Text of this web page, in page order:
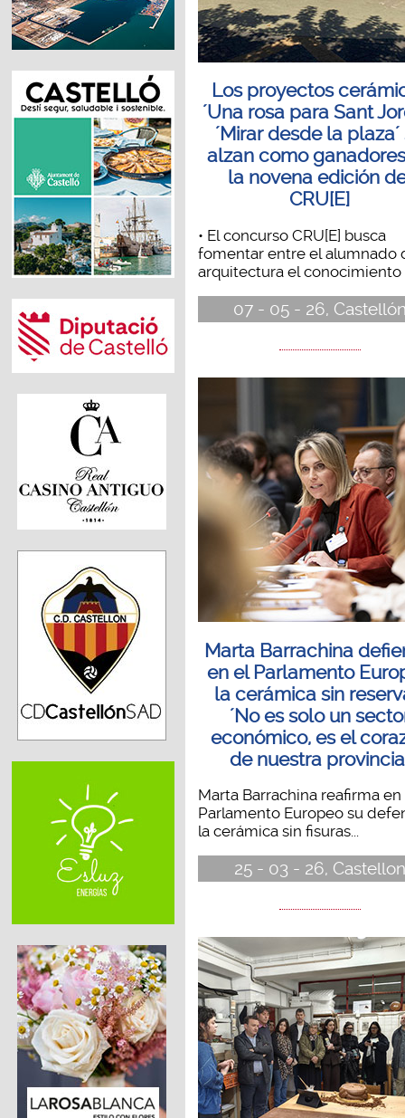
Los proyectos
´Una rosa para Sant
´Mirar desde la plaza´
alzan como
la novena edición
CRU[E]
• El concurso CRU[E] busca
fomentar entre el alumnado
arquitectura el conocimiento
07 - 05 - 26,
Marta Barrachina
en el Parlamento
la cerámica sin
´No es solo un
económico, es el
de nuestra
Marta Barrachina reafirma en
Parlamento Europeo su
la cerámica sin fisuras...
25 - 03 - 26, Castellon